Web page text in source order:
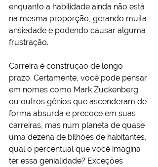
enquanto a habilidade ainda não está
na mesma proporção, gerando muita
ansiedade e podendo causar alguma
frustração.
Carreira é construção de longo
prazo. Certamente, você pode pensar
em nomes como Mark Zuckenberg
ou outros gênios que ascenderam de
forma absurda e precoce em suas
carreiras, mas num planeta de quase
uma dezena de bilhões de habitantes,
qual o percentual que você imagina
ter essa genialidade? Exceções